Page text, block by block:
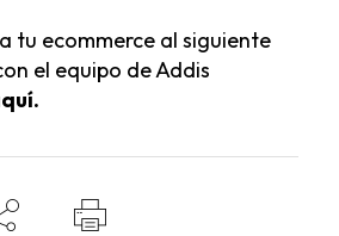
tu ecommerce al siguiente
el equipo de Addis